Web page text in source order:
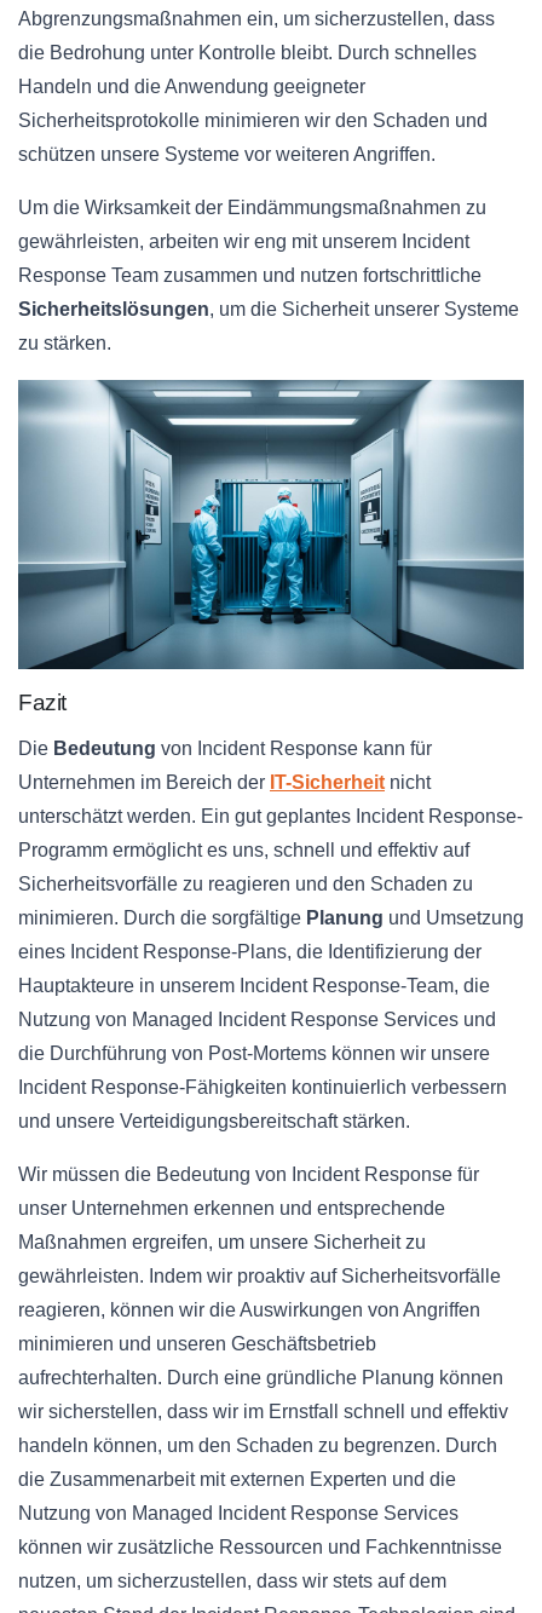
Abgrenzungsmaßnahmen ein, um sicherzustellen, dass
die Bedrohung unter Kontrolle bleibt. Durch schnelles
Handeln und die Anwendung geeigneter
Sicherheitsprotokolle minimieren wir den Schaden und
schützen unsere Systeme vor weiteren Angriffen.
Um die Wirksamkeit der Eindämmungsmaßnahmen zu
gewährleisten, arbeiten wir eng mit unserem Incident
Response Team zusammen und nutzen fortschrittliche
Sicherheitslösungen, um die Sicherheit unserer Systeme
zu stärken.
Fazit
Die Bedeutung von Incident Response kann für
Unternehmen im Bereich der IT-Sicherheit nicht
unterschätzt werden. Ein gut geplantes Incident Response-
Programm ermöglicht es uns, schnell und effektiv auf
Sicherheitsvorfälle zu reagieren und den Schaden zu
minimieren. Durch die sorgfältige Planung und Umsetzung
eines Incident Response-Plans, die Identifizierung der
Hauptakteure in unserem Incident Response-Team, die
Nutzung von Managed Incident Response Services und
die Durchführung von Post-Mortems können wir unsere
Incident Response-Fähigkeiten kontinuierlich verbessern
und unsere Verteidigungsbereitschaft stärken.
Wir müssen die Bedeutung von Incident Response für
unser Unternehmen erkennen und entsprechende
Maßnahmen ergreifen, um unsere Sicherheit zu
gewährleisten. Indem wir proaktiv auf Sicherheitsvorfälle
reagieren, können wir die Auswirkungen von Angriffen
minimieren und unseren Geschäftsbetrieb
aufrechterhalten. Durch eine gründliche Planung können
wir sicherstellen, dass wir im Ernstfall schnell und effektiv
handeln können, um den Schaden zu begrenzen. Durch
die Zusammenarbeit mit externen Experten und die
Nutzung von Managed Incident Response Services
können wir zusätzliche Ressourcen und Fachkenntnisse
nutzen, um sicherzustellen, dass wir stets auf dem